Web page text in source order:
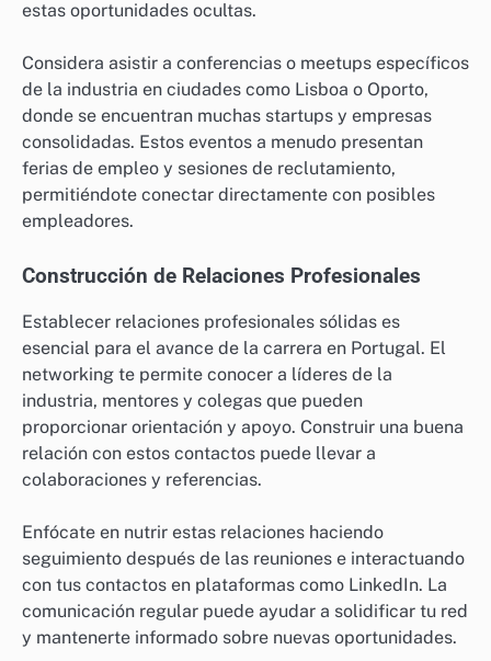
estas oportunidades ocultas.
Considera asistir a conferencias o meetups específicos
de la industria en ciudades como Lisboa o Oporto,
donde se encuentran muchas startups y empresas
consolidadas. Estos eventos a menudo presentan
ferias de empleo y sesiones de reclutamiento,
permitiéndote conectar directamente con posibles
empleadores.
Construcción de Relaciones Profesionales
Establecer relaciones profesionales sólidas es
esencial para el avance de la carrera en Portugal. El
networking te permite conocer a líderes de la
industria, mentores y colegas que pueden
proporcionar orientación y apoyo. Construir una buena
relación con estos contactos puede llevar a
colaboraciones y referencias.
Enfócate en nutrir estas relaciones haciendo
seguimiento después de las reuniones e interactuando
con tus contactos en plataformas como LinkedIn. La
comunicación regular puede ayudar a solidificar tu red
y mantenerte informado sobre nuevas oportunidades.